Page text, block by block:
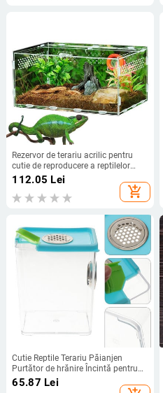
Rezervor de terariu acrilic pentru
cutie de reproducere a reptilelor
Rezervor de terariu pentru hrănire
transparentă Rezervor de cușcă de
terariu
112.05 Lei
add_shopping_cart
Cutie Reptile Terariu Păianjen
Purtător de hrănire Încintă pentru
șarpe Container Habitat Creșterea
tarantulei Păstrătorul de melci
65.87 Lei